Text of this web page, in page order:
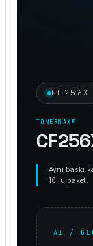
CF256X
TONERMAX®
Aynı baskı
10'lu paket.
AI /